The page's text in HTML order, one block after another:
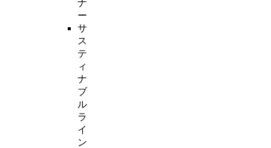
ナ
ー
サ
ス
テ
ィ
ナ
ブ
ル
ラ
イ
ン